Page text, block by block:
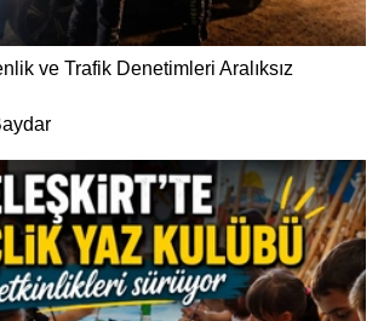
ve Trafik Denetimleri Aralıksız